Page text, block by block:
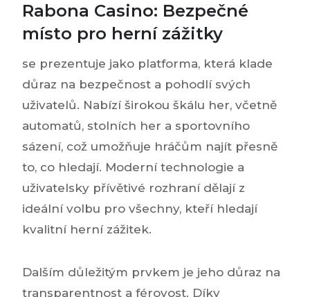
Rabona Casino: Bezpečné
místo pro herní zážitky
se prezentuje jako platforma, která klade
důraz na bezpečnost a pohodlí svých
uživatelů. Nabízí širokou škálu her, včetně
automatů, stolních her a sportovního
sázení, což umožňuje hráčům najít přesně
to, co hledají. Moderní technologie a
uživatelsky přívětivé rozhraní dělají z
ideální volbu pro všechny, kteří hledají
kvalitní herní zážitek.
Dalším důležitým prvkem je jeho důraz na
transparentnost a férovost. Díky